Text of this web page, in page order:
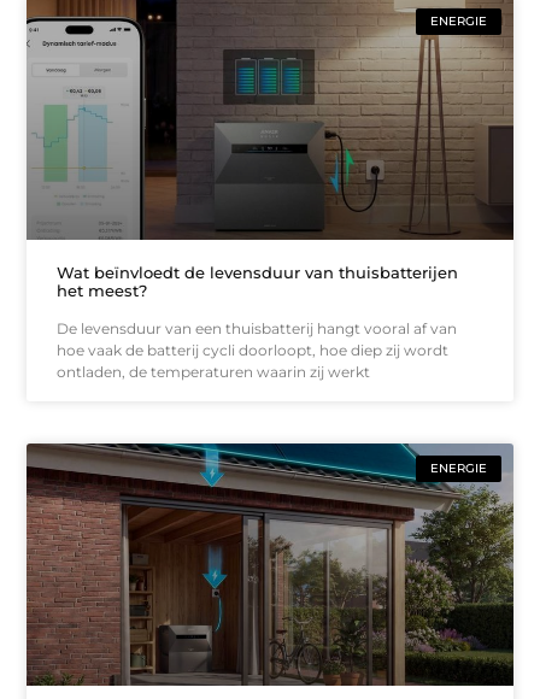
ENERGIE
Wat beïnvloedt de levensduur van thuisbatterijen
het meest?
De levensduur van een thuisbatterij hangt vooral af van
hoe vaak de batterij cycli doorloopt, hoe diep zij wordt
ontladen, de temperaturen waarin zij werkt
ENERGIE